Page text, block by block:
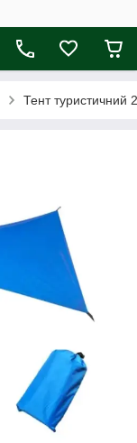
Тент туристичний